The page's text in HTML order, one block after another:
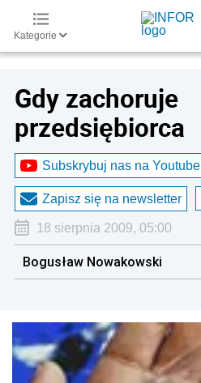
Kategorie
Gdy zachoruje
przedsiębiorca
Subskrybuj nas na Youtube
Zapisz się na newsletter
18 sierpnia 2009, 05:00
Bogusław Nowakowski